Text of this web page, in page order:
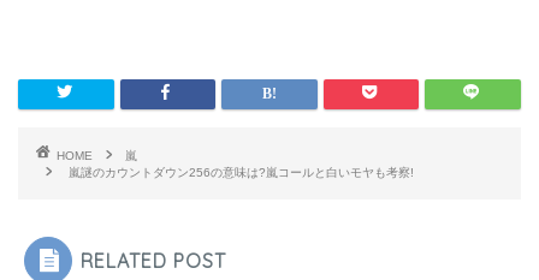
HOME
嵐
嵐謎のカウントダウン256の意味は?嵐コールと白いモヤも考察!
RELATED POST